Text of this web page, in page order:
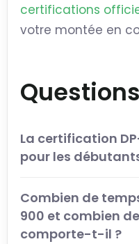
certifications
votre montée en
La certification
pour les
Combien de
900 et combien
comporte-t-il ?